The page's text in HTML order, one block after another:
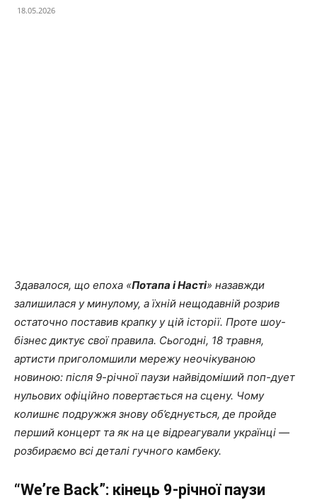
18.05.2026
Здавалося, що епоха «Потапа і Насті» назавжди
залишилася у минулому, а їхній нещодавній розрив
остаточно поставив крапку у цій історії. Проте шоу-
бізнес диктує свої правила. Сьогодні, 18 травня,
артисти приголомшили мережу неочікуваною
новиною: після 9-річної паузи найвідоміший поп-дует
нульових офіційно повертається на сцену. Чому
колишнє подружжя знову об’єднується, де пройде
перший концерт та як на це відреагували українці —
розбираємо всі деталі гучного камбеку.
“We’re Back”: кінець 9-річної паузи